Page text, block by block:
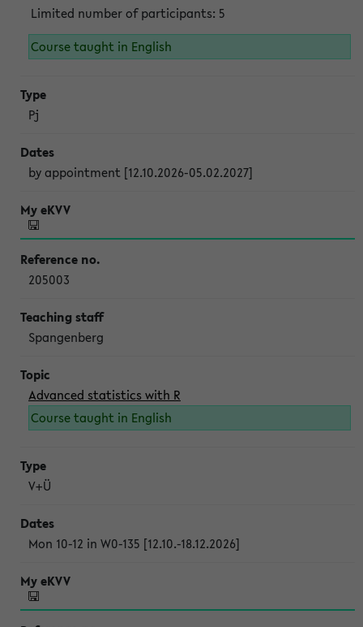
Limited number of participants: 5
Course taught in English
Pj
by appointment [12.10.2026-05.02.2027]
205003
Spangenberg
Advanced statistics with R
Course taught in English
V+Ü
Mon 10-12 in W0-135 [12.10.-18.12.2026]